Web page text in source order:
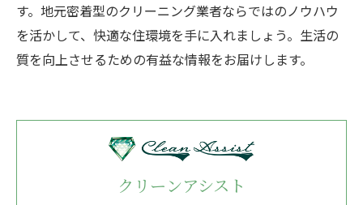
す。地元密着型のクリーニング業者ならではのノウハウ
を活かして、快適な住環境を手に入れましょう。生活の
質を向上させるための有益な情報をお届けします。
クリーンアシスト